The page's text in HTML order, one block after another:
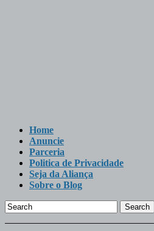
Home
Anuncie
Parceria
Politica de Privacidade
Seja da Aliança
Sobre o Blog
Search